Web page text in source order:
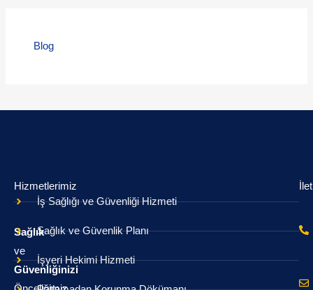
Blog
Sağlık
ve
Güvenliğinizi
Hizmetlerimiz
İş Sağlığı ve Güvenliği Hizmeti
Sağlık ve Güvenlik Planı
İşyeri Hekimi Hizmeti